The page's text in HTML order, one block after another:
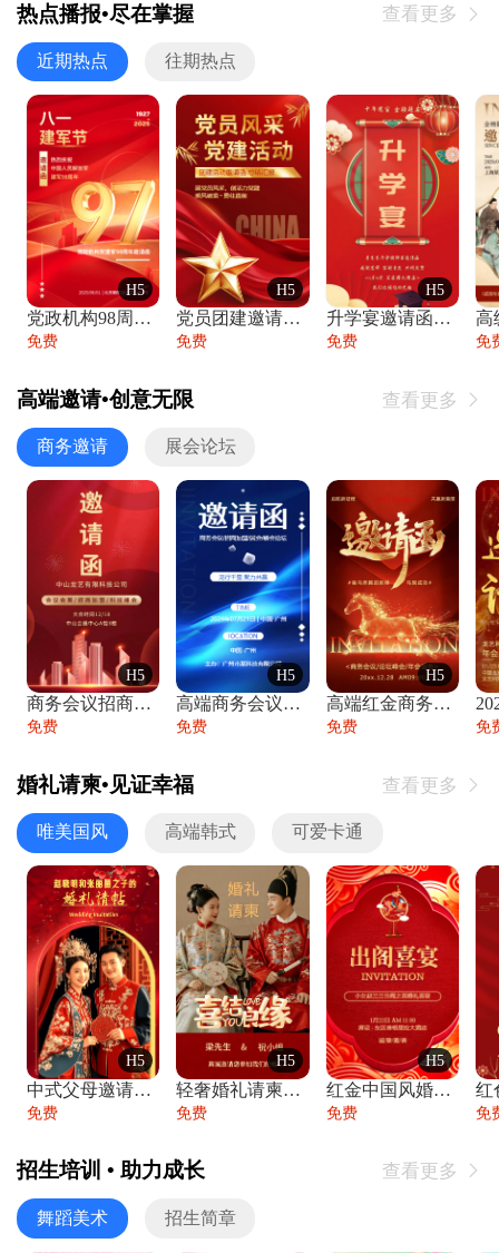
热点播报•尽在掌握 查看更多 
近期热点 往期热点
H5
党政机构98周年八一建军节庆祝晚会活动邀
免费
H5
党员团建邀请函党建活动风采党会工作汇报总
免费
H5
升学宴邀请函喜报金榜题名高端谢师宴邀请函
免费 免
高端邀请•创意无限 查看更多 
商务邀请 展会论坛
H5
商务会议招商展会科技峰会邀请函年会邀请
免费
H5
高端商务会议招商加盟展会峰会论坛邀请函
免费
H5
高端红金商务会议年会年终盛典答谢邀请函
免费 免
婚礼请柬•见证幸福 查看更多 
唯美国风 高端韩式 可爱卡通
H5
中式父母邀请函婚礼结婚请柬请贴父母邀请方
免费
H5
轻奢婚礼请柬婚礼邀请函结婚照请帖
免费
H5
红金中国风婚礼请柬出阁喜宴嫁女请帖出阁宴
免费 免
招生培训 • 助力成长 查看更多 
舞蹈美术 招生简章